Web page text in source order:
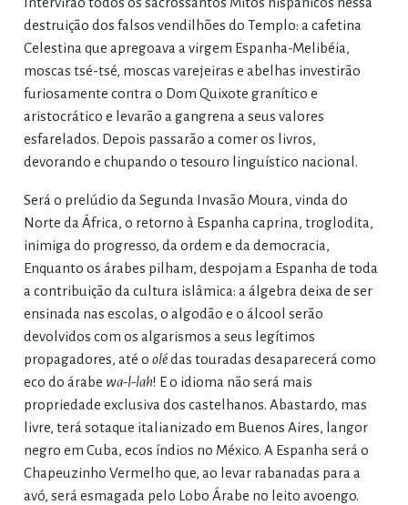
destruição dos falsos vendilhões do Templo: a cafetina
Celestina que apregoava a virgem Espanha-Melibéia,
moscas tsé-tsé, moscas varejeiras e abelhas investirão
furiosamente contra o Dom Quixote granítico e
aristocrático e levarão a gangrena a seus valores
esfarelados. Depois passarão a comer os livros,
devorando e chupando o tesouro linguístico nacional.
Será o prelúdio da Segunda Invasão Moura, vinda do
Norte da África, o retorno à Espanha caprina, troglodita,
inimiga do progresso, da ordem e da democracia,
Enquanto os árabes pilham, despojam a Espanha de toda
a contribuição da cultura islâmica: a álgebra deixa de ser
ensinada nas escolas, o algodão e o álcool serão
devolvidos com os algarismos a seus legítimos
propagadores, até o olédas touradas desaparecerá como
eco do árabe wa-l-lah! E o idioma não será mais
propriedade exclusiva dos castelhanos. Abastardo, mas
livre, terá sotaque italianizado em Buenos Aires, langor
negro em Cuba, ecos índios no México. A Espanha será o
Chapeuzinho Vermelho que, ao levar rabanadas para a
avó, será esmagada pelo Lobo Árabe no leito avoengo.